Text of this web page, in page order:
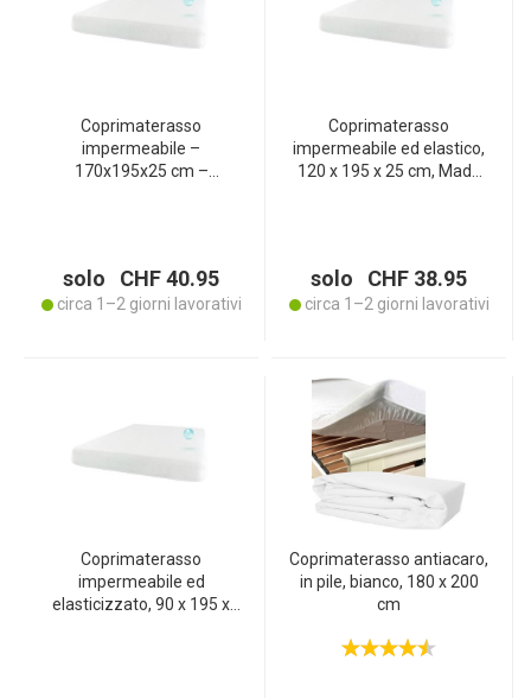
Coprimaterasso
impermeabile –
170x195x25 cm –
solo CHF 40.95
circa 1–2 giorni lavorativi
Coprimaterasso
impermeabile ed elastico,
120 x 195 x 25 cm, Made
solo CHF 38.95
circa 1–2 giorni lavorativi
Coprimaterasso
impermeabile ed
elasticizzato, 90 x 195 x
Coprimaterasso antiacaro,
in pile, bianco, 180 x 200
cm